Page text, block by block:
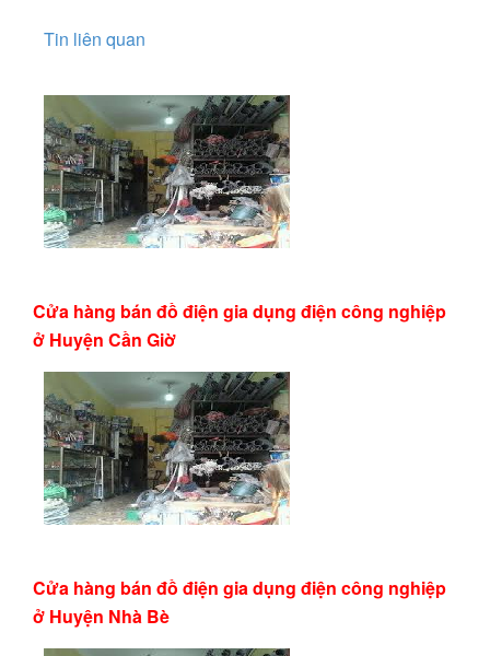
Tin liên quan
Cửa hàng bán đồ điện gia dụng điện công nghiệp
ở Huyện Cần Giờ
Cửa hàng bán đồ điện gia dụng điện công nghiệp
ở Huyện Nhà Bè